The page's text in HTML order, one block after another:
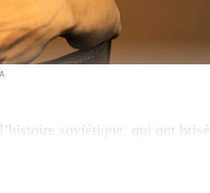
soviétique, qui ont brisé